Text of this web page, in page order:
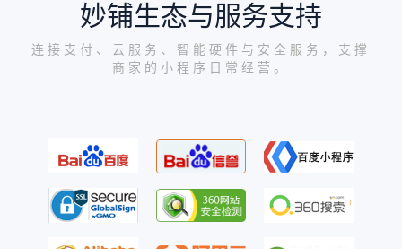
妙铺生态与服务支持
连接支付、云服务、智能硬件与安全服务，支撑
商家的小程序日常经营。